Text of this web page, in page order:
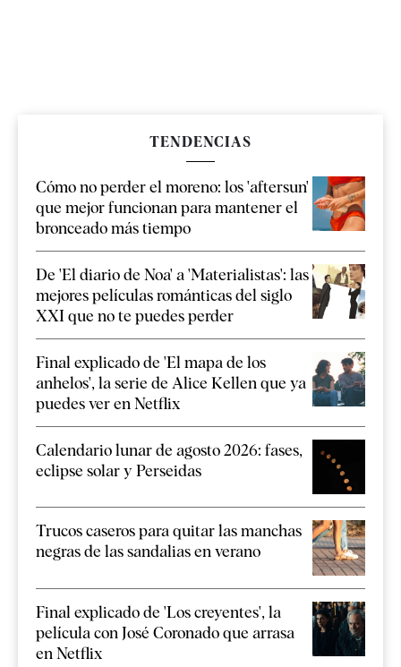
TENDENCIAS
Cómo no perder el moreno: los 'aftersun'
que mejor funcionan para mantener el
bronceado más tiempo
De 'El diario de Noa' a 'Materialistas': las
mejores películas románticas del siglo
XXI que no te puedes perder
Final explicado de 'El mapa de los
anhelos', la serie de Alice Kellen que ya
puedes ver en Netflix
Calendario lunar de agosto 2026: fases,
eclipse solar y Perseidas
Trucos caseros para quitar las manchas
negras de las sandalias en verano
Final explicado de 'Los creyentes', la
película con José Coronado que arrasa
en Netflix